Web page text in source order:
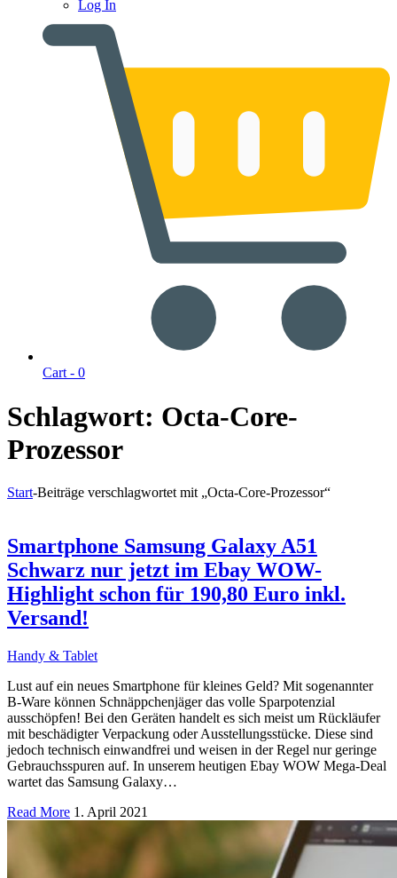
Log In
Cart - 0
Schlagwort: Octa-Core-
Prozessor
Start-Beiträge verschlagwortet mit „Octa-Core-Prozessor“
Smartphone Samsung Galaxy A51
Schwarz nur jetzt im Ebay WOW-
Highlight schon für 190,80 Euro inkl.
Versand!
Handy & Tablet
Lust auf ein neues Smartphone für kleines Geld? Mit sogenannter
B-Ware können Schnäppchenjäger das volle Sparpotenzial
ausschöpfen! Bei den Geräten handelt es sich meist um Rückläufer
mit beschädigter Verpackung oder Ausstellungsstücke. Diese sind
jedoch technisch einwandfrei und weisen in der Regel nur geringe
Gebrauchsspuren auf. In unserem heutigen Ebay WOW Mega-Deal
wartet das Samsung Galaxy…
Read More 1. April 2021